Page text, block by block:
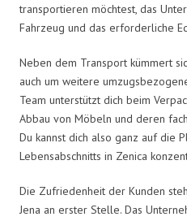
transportieren möchtest, das
Fahrzeug und das erforderliche
Neben dem Transport kümmert
auch um weitere
Team unterstützt dich beim
Abbau von Möbeln und deren
Du kannst dich also ganz auf die
Lebensabschnitts in Zenica
Die Zufriedenheit der Kunden
Jena an erster Stelle. Das